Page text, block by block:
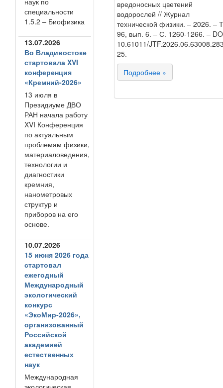
специальности
1.5.2 – Биофизика
13.07.2026
Во Владивостоке
стартовала XVI
конференция
«Кремний-2026»
13 июля в
Президиуме ДВО
РАН начала работу
XVI Конференция
по актуальным
проблемам физики,
материаловедения,
технологии и
диагностики
кремния,
нанометровых
структур и
приборов на его
основе.
10.07.2026
15 июня 2026 года
стартовал
ежегодный
Международный
экологический
конкурс
«ЭкоМир-2026»,
организованный
Российской
академией
естественных
наук
Международная
вредоносных цветений
водорослей // Журнал
технической физики. – 2026. –
96, вып. 6. – С. 1260-1266. –
10.61011/
25.
Подробнее »